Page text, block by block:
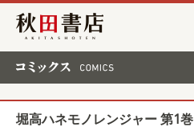
秋田書店
堀高ハネモノレンジャー 第1巻